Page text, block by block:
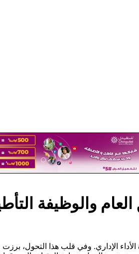
والوظيفة
الإداري. وفي قلب هذا التحول،